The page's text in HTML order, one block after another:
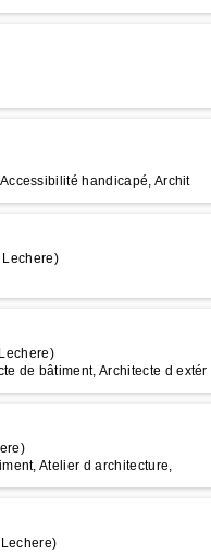
handicapé, Archit
Lechere)
de bâtiment, Architecte d extér
Atelier d architecture,